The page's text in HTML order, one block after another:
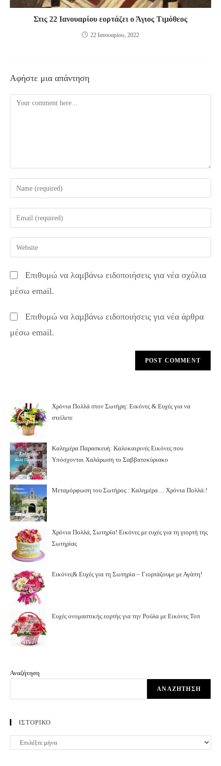
Στις 22 Ιανουαρίου εορτάζει ο Άγιος Τιμόθεος
22 Ιανουαρίου, 2022
Αφήστε μια απάντηση
Comment
Enter
your
name
comment
Enter
your
email
address
comment
Enter
your
URL
(optional)
Επιθυμώ να λαμβάνω ειδοποιήσεις για νέα σχόλια
μέσω email.
Επιθυμώ να λαμβάνω ειδοποιήσεις για νέα άρθρα
μέσω email.
Χρόνια Πολλά στον Σωτήρη: Εικόνες & Ευχές για να
στείλετε
Καλημέρα Παρασκευή: Καλοκαιρινές Εικόνες που
Υπόσχονται Χαλάρωση το Σαββατοκύριακο
Μεταμόρφωση του Σωτήρος : Καλημέρα… Χρόνια Πολλά.!
Χρόνια Πολλά, Σωτηρία! Εικόνες με ευχές για τη γιορτή της
Σωτηρίας
Εικόνες& Ευχές για τη Σωτηρία – Γιορτάζουμε με Αγάπη!
Ευχές ονομαστικής εορτής για την Ρούλα με Εικόνες Τοπ
Αναζήτηση
ΑΝΑΖΉΤΗΣΗ
ΙΣΤΟΡΙΚΟ
ΙΣΤΟΡΙΚΟ